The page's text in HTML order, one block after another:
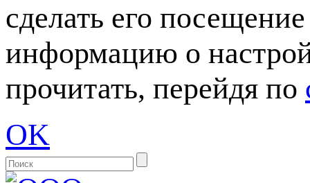
сделать его
информацию о
прочитать, перейдя по
OK